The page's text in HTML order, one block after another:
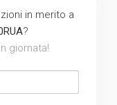
in merito a
?
giornata!